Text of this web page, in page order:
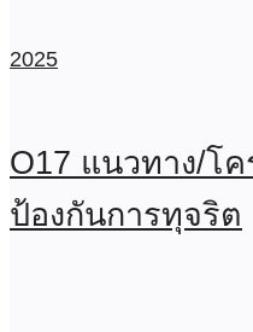
2025
O17 แนวทาง/โ
ป้องกันการทุจริต